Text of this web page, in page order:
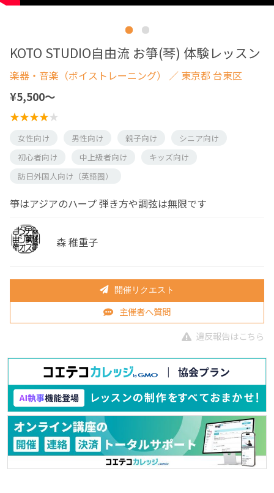
KOTO STUDIO自由流 お箏(琴) 体験レッスン
楽器・音楽（ボイストレーニング） ／ 東京都 台東区
¥5,500〜
女性向け 男性向け 親子向け
シニア向け
初心者向け
中上級者向け
キッズ向け
訪日外国人向け（英語圏）
箏はアジアのハープ 弾き方や調弦は無限です
森 稚重子
開催リクエスト
主催者へ質問
違反報告はこちら